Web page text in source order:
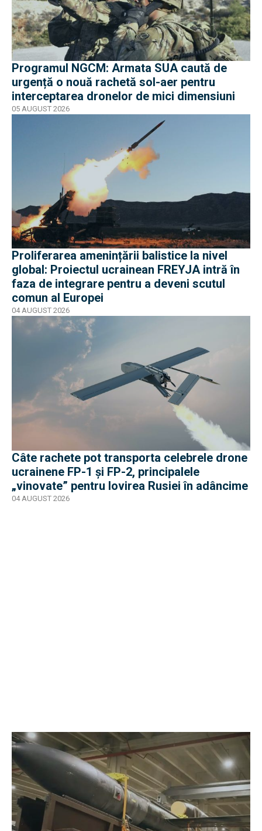
Programul NGCM: Armata SUA caută de
urgență o nouă rachetă sol-aer pentru
interceptarea dronelor de mici dimensiuni
05 AUGUST 2026
Proliferarea amenințării balistice la nivel
global: Proiectul ucrainean FREYJA intră în
faza de integrare pentru a deveni scutul
comun al Europei
04 AUGUST 2026
Câte rachete pot transporta celebrele drone
ucrainene FP-1 și FP-2, principalele
„vinovate” pentru lovirea Rusiei în adâncime
04 AUGUST 2026